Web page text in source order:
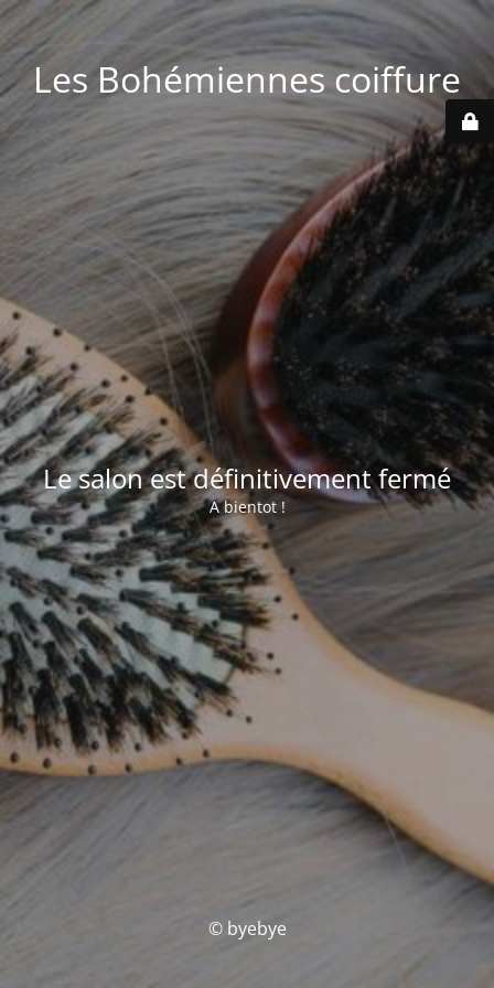
Les Bohémiennes coiffure
Le salon est définitivement fermé
A bientot !
© byebye